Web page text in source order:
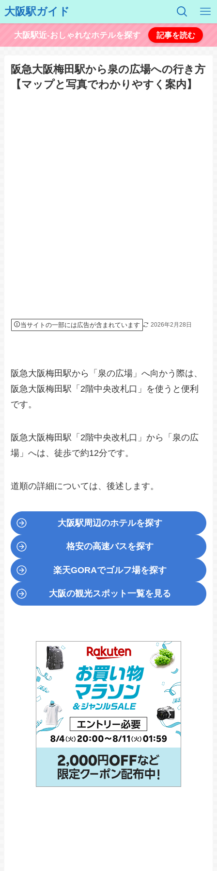
大阪駅ガイド
大阪駅近-おしゃれなホテルを探す 記事を読む
阪急大阪梅田駅から泉の広場への行き方
【マップと写真でわかりやすく案内】
当サイトの一部には広告が含まれています 2026年2月28日
阪急大阪梅田駅から「泉の広場」へ向かう際は、
阪急大阪梅田駅「2階中央改札口」を使うと便利
です。
阪急大阪梅田駅「2階中央改札口」から「泉の広
場」へは、徒歩で約12分です。
道順の詳細については、後述します。
大阪駅周辺のホテルを探す
格安の高速バスを探す
楽天GORAでゴルフ場を探す
大阪の観光スポット一覧を見る